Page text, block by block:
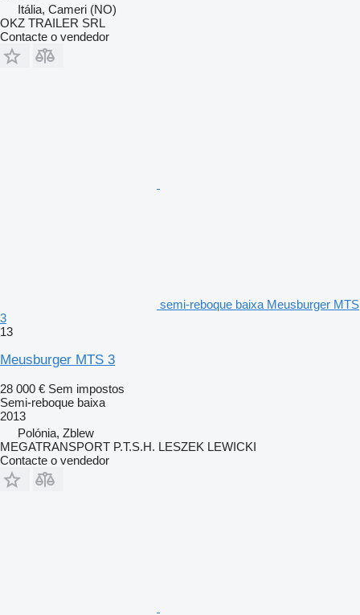
Itália, Cameri (NO)
OKZ TRAILER SRL
Contacte o vendedor
semi-reboque baixa Meusburger MTS
3
13
Meusburger MTS 3
28 000 € Sem impostos
Semi-reboque baixa
2013
Polónia, Zblew
MEGATRANSPORT P.T.S.H. LESZEK LEWICKI
Contacte o vendedor